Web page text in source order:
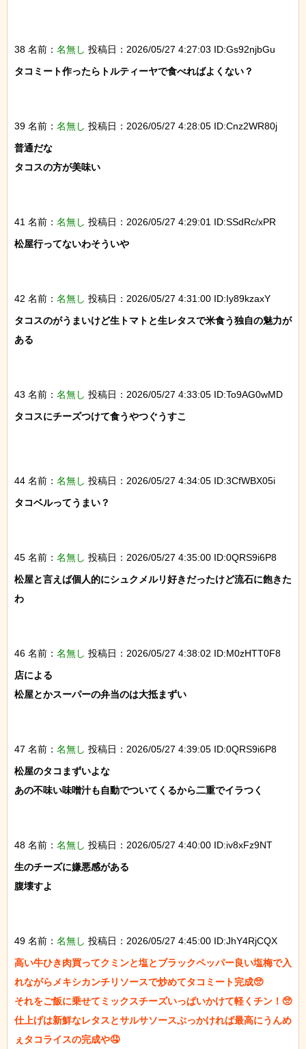
38 名前： 名無し 投稿日：2026/05/27 4:27:03 ID:Gs92njbGu
タコミート作ったらトルティーヤで食べればよくない？
39 名前： 名無し 投稿日：2026/05/27 4:28:05 ID:Cnz2WR80j
普通だな
タコスの方が美味い
41 名前： 名無し 投稿日：2026/05/27 4:29:01 ID:SSdRc/xPR
松屋行ってないわそういや
42 名前： 名無し 投稿日：2026/05/27 4:31:00 ID:Iy89kzaxY
タコスのがうまいけど生トマトと生レタスで米食う独自の魅力が
ある
43 名前： 名無し 投稿日：2026/05/27 4:33:05 ID:To9AG0wMD
タコスにチーズつけて食うやつぐうすこ
44 名前： 名無し 投稿日：2026/05/27 4:34:05 ID:3CfWBX05i
タコベルってうまい？
45 名前： 名無し 投稿日：2026/05/27 4:35:00 ID:0QRS9i6P8
松屋と言えば個人的にシュクメルリ好きだったけど流石に飽きた
わ
46 名前： 名無し 投稿日：2026/05/27 4:38:02 ID:M0zHTT0F8
店による
松屋とかスーパーの弁当のは大抵まずい
47 名前： 名無し 投稿日：2026/05/27 4:39:05 ID:0QRS9i6P8
松屋のタコまずいよな
あの不味い味噌汁も自動でついてくるから二重でイラつく
48 名前： 名無し 投稿日：2026/05/27 4:40:00 ID:iv8xFz9NT
生のチーズに嫌悪感がある
腹壊すよ
49 名前： 名無し 投稿日：2026/05/27 4:45:00 ID:JhY4RjCQX
高い牛ひき肉買ってクミンと塩とブラックペッパー良い塩梅で入
れながらメキシカンチリソースで炒めてタコミート完成🥺
それをご飯に乗せてミックスチーズいっぱいかけて軽くチン！🥺
仕上げは新鮮なレタスとサルサソースぶっかければ最高にうんめ
ぇタコライスの完成や🤤